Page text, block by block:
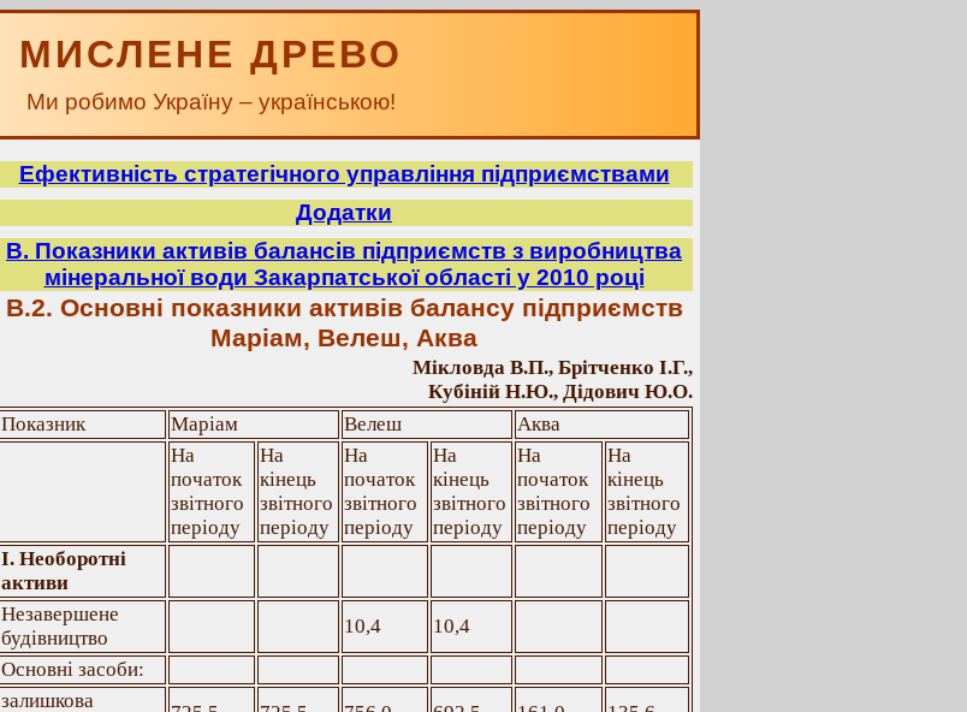
МИСЛЕНЕ ДРЕВО
Ми робимо Україну – українською!
Ефективність стратегічного управління підприємствами
Додатки
В. Показники активів балансів підприємств з виробництва
мінеральної води Закарпатської області у 2010 році
В.2. Основні показники активів балансу підприємств
Маріам, Велеш, Аква
Мікловда В.П., Брітченко І.Г.,
Кубіній Н.Ю., Дідович Ю.О.
Показник
Маріам Велеш
Аква
На
початок
звітного
періоду
На
кінець
звітного
періоду
На
початок
звітного
періоду
На
кінець
звітного
періоду
На
початок
звітного
періоду
На
кінець
звітного
періоду
І. Необоротні
активи
Незавершене
будівництво
10,4
10,4
Основні засоби:
залишкова